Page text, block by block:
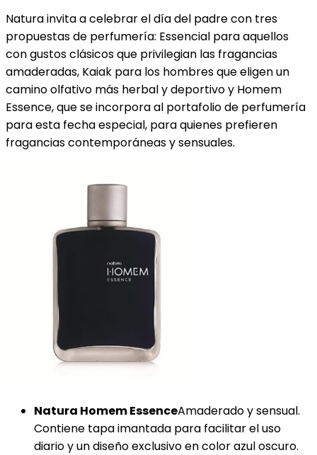
Natura invita a celebrar el día del padre con tres
propuestas de perfumería: Essencial para aquellos
con gustos clásicos que privilegian las fragancias
amaderadas, Kaiak para los hombres que eligen un
camino olfativo más herbal y deportivo y Homem
Essence, que se incorpora al portafolio de perfumería
para esta fecha especial, para quienes prefieren
fragancias contemporáneas y sensuales.
Natura Homem EssenceAmaderado y sensual.
Contiene tapa imantada para facilitar el uso
diario y un diseño exclusivo en color azul oscuro.